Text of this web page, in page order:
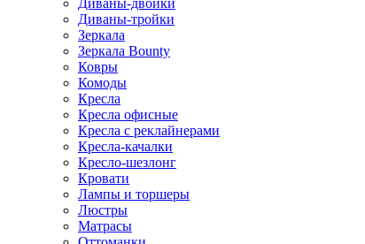
Диваны-двойки
Диваны-тройки
Зеркала
Зеркала Bounty
Ковры
Комоды
Кресла
Кресла офисные
Кресла с реклайнерами
Кресла-качалки
Кресло-шезлонг
Кровати
Лампы и торшеры
Люстры
Матрасы